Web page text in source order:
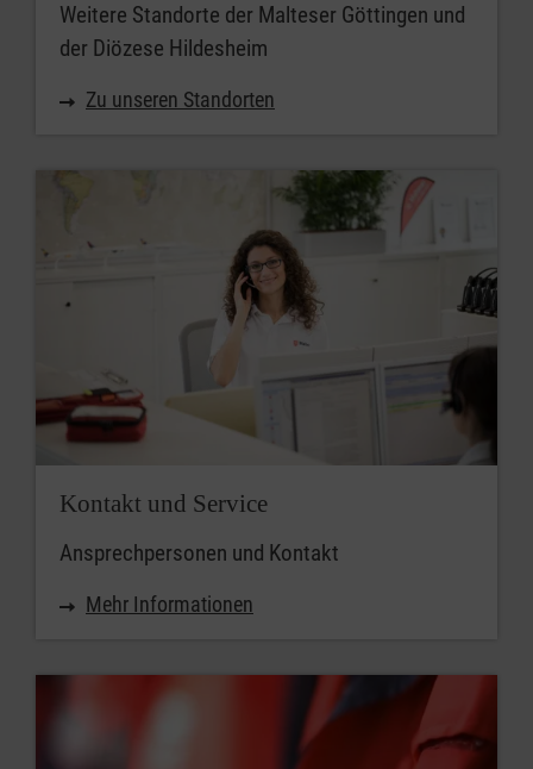
Weitere Standorte der Malteser Göttingen und
der Diözese Hildesheim
Zu unseren Standorten
Kontakt und Service
Ansprechpersonen und Kontakt
Mehr Informationen